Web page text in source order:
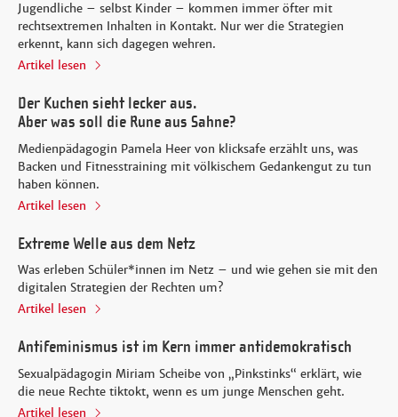
Jugendliche – selbst Kinder – kommen immer öfter mit
rechtsextremen Inhalten in Kontakt. Nur wer die Strategien
erkennt, kann sich dagegen wehren.
Artikel lesen
Der Kuchen sieht lecker aus.
Aber was soll die Rune aus Sahne?
Medienpädagogin Pamela Heer von klicksafe erzählt uns, was
Backen und Fitnesstraining mit völkischem Gedankengut zu tun
haben können.
Artikel lesen
Extreme Welle aus dem Netz
Was erleben Schüler*innen im Netz – und wie gehen sie mit den
digitalen Strategien der Rechten um?
Artikel lesen
Antifeminismus ist im Kern immer antidemokratisch
Sexualpädagogin Miriam Scheibe von „Pinkstinks“ erklärt, wie
die neue Rechte tiktokt, wenn es um junge Menschen geht.
Artikel lesen